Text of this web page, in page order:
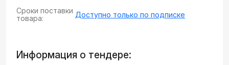
Сроки поставки
товара:
Доступно только по подписке
Информация о тендере: